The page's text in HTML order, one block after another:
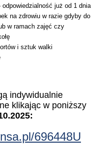
już od 1 dnia
na zdrowiu w razie gdyby do
w ramach zajęć czy
i sztuk walki
indywidualnie
klikając w poniższy
696448U